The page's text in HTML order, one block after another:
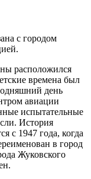
с городом
расположился
времена был
день
авиации
испытательные
История
с 1947 года, когда
в город
Жуковского